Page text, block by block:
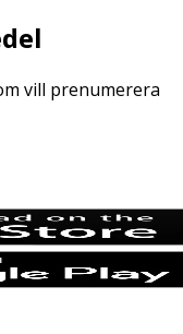
vill prenumerera